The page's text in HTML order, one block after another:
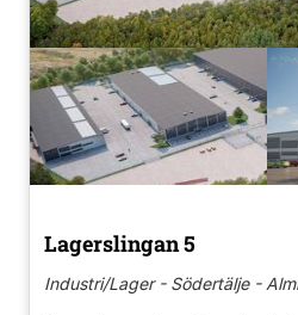
Lagerslingan 5
Industri/Lager - Södertälje -